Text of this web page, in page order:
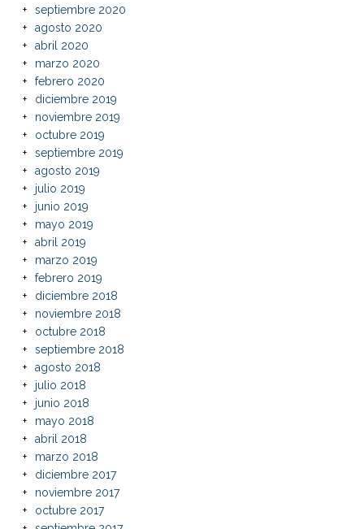
septiembre 2020
agosto 2020
abril 2020
marzo 2020
febrero 2020
diciembre 2019
noviembre 2019
octubre 2019
septiembre 2019
agosto 2019
julio 2019
junio 2019
mayo 2019
abril 2019
marzo 2019
febrero 2019
diciembre 2018
noviembre 2018
octubre 2018
septiembre 2018
agosto 2018
julio 2018
junio 2018
mayo 2018
abril 2018
marzo 2018
diciembre 2017
noviembre 2017
octubre 2017